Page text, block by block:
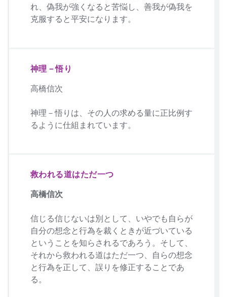
れ、偽我が強くなると苦悩し、善我が偽我を
克服すると平安になります。
神理－悟り
高橋信次
神理－悟りは、その人の求める量に正比例す
るように仕組まれています。
救われる道はただ一つ
高橋信次
信じる信じないは別として、いやでも自らが
自分の想念と行為を裁くときが近づいている
ということを知らされるであろう。そして、
それから救われる道はただ一つ、自らの想念
と行為を正して、誤りを修正することであ
る。